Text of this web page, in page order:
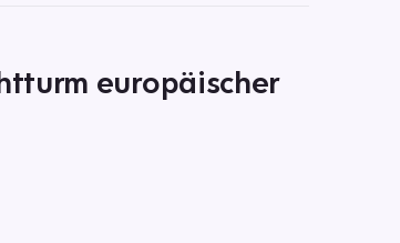
europäischer